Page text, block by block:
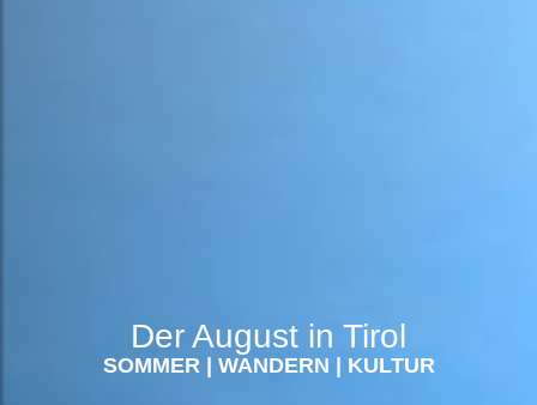
Der August in Tirol
SOMMER | WANDERN | KULTUR